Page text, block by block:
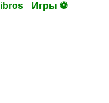
libros Игры ⚽